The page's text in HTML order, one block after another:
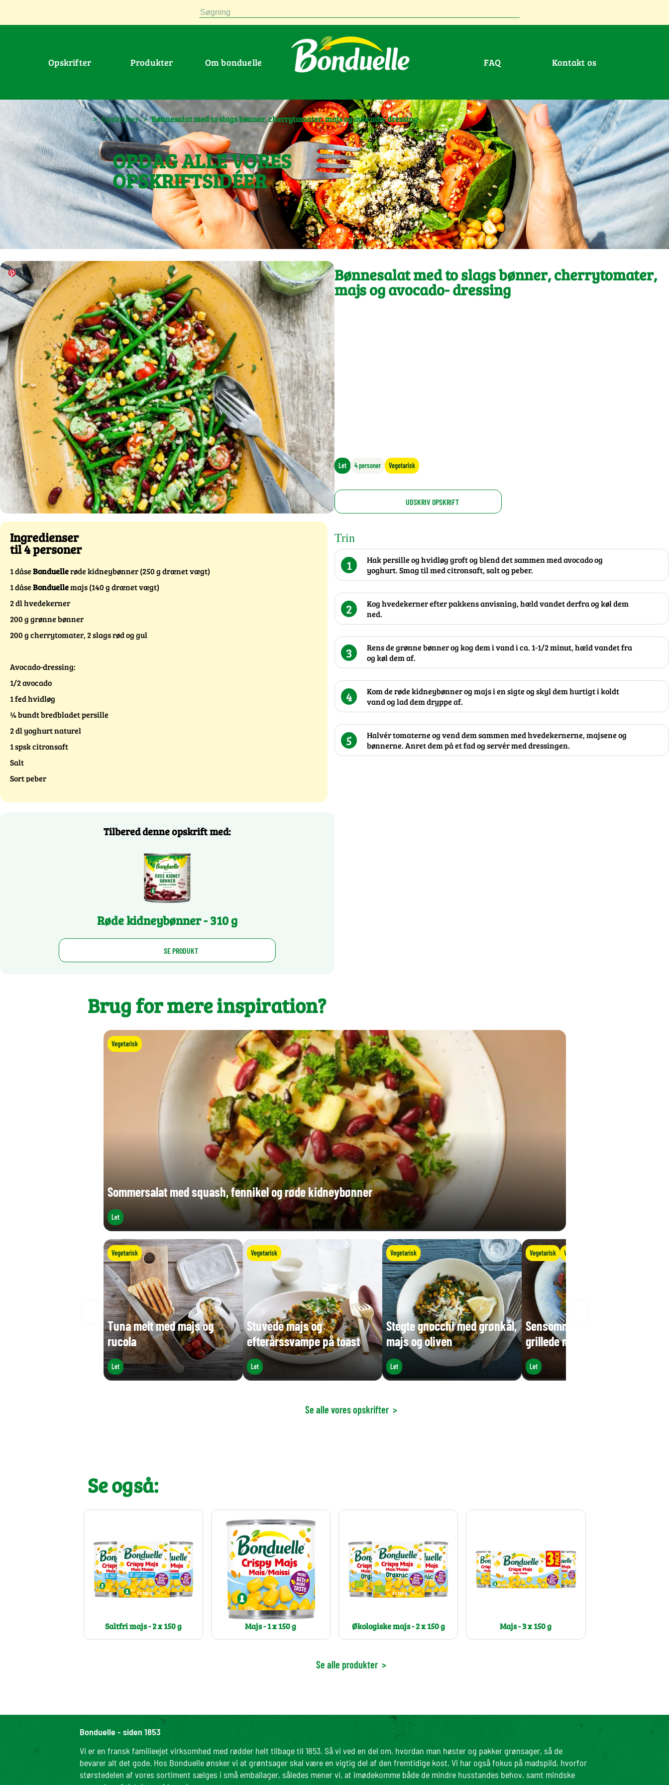
Søgning
Opskrifter Produkter Om bonduelle FAQ Kontakt os
> Opskrifter > Bønnesalat med to slags bønner, cherrytomater, majs og avocado- dressing
OPDAG ALLE VORES
OPSKRIFTSIDÉER
Bønnesalat med to slags bønner, cherrytomater,
majs og avocado- dressing
Let 4 personer Vegetarisk
UDSKRIV OPSKRIFT
Ingredienser
til 4 personer
1 dåseBonduellerøde kidneybønner (250 g drænet vægt)
1 dåseBonduellemajs (140 g drænet vægt)
2 dl hvedekerner
200 g grønne bønner
200 g cherrytomater, 2 slags rød og gul
Avocado-dressing:
1/2 avocado
1 fed hvidløg
¼ bundt bredbladet persille
2 dl yoghurt naturel
1 spsk citronsaft
Salt
Sort peber
Tilbered denne opskrift med:
Røde kidneybønner - 310 g
SE PRODUKT
Trin
1
Hak persille og hvidløg groft og blend det sammen med avocado og
yoghurt. Smag til med citronsaft, salt og peber.
2
Kog hvedekerner efter pakkens anvisning, hæld vandet derfra og køl dem
ned.
3
Rens de grønne bønner og kog dem i vand i ca. 1-1/2 minut, hæld vandet fra
og køl dem af.
4
Kom de røde kidneybønner og majs i en sigte og skyl dem hurtigt i koldt
vand og lad dem dryppe af.
5
Halvér tomaterne og vend dem sammen med hvedekernerne, majsene og
bønnerne. Anret dem på et fad og servér med dressingen.
Brug for mere inspiration?
Vegetarisk
Sommersalat med squash, fennikel og røde kidneybønner
Let
Vegetarisk
Tuna melt med majs og
rucola
Let
Vegetarisk
Stuvede majs og
efterårssvampe på toast
Let
Vegetarisk
Stegte gnocchi med grønkål,
majs og oliven
Let
Vegetarisk Vegansk
Sensommersalat med
grillede majs og forårsløg
Let
Se alle vores opskrifter >
Se også:
Saltfri majs - 2 x 150 g Majs - 1 x 150 g Økologiske majs - 2 x 150 g Majs - 3 x 150 g
Se alle produkter >
Bonduelle - siden 1853
Vi er en fransk familieejet virksomhed med rødder helt tilbage til 1853. Så vi ved en del om, hvordan man høster og pakker grønsager, så de
bevarer alt det gode. Hos Bonduelle ønsker vi at grøntsager skal være en vigtig del af den fremtidige kost. Vi har også fokus på madspild, hvorfor
størstedelen af vores sortiment sælges i små emballager, således mener vi, at imødekomme både de mindre husstandes behov, samt mindske